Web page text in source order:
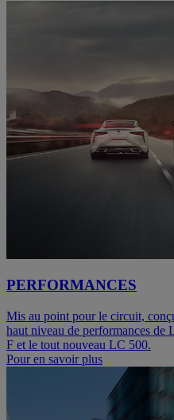
PERFORMANCES
Mis au point pour le circuit,
haut niveau de performances de
F et le tout nouveau LC 500.
Pour en savoir plus